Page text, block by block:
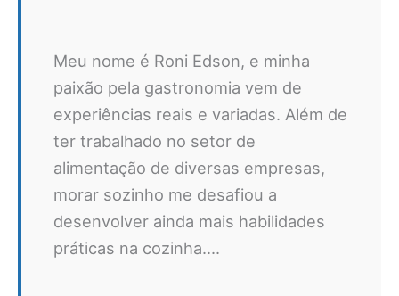
Meu nome é Roni Edson, e minha
paixão pela gastronomia vem de
experiências reais e variadas. Além de
ter trabalhado no setor de
alimentação de diversas empresas,
morar sozinho me desafiou a
desenvolver ainda mais habilidades
práticas na cozinha....